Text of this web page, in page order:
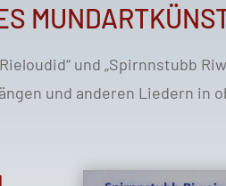
und „Spirnnstubb
und anderen Liedern in